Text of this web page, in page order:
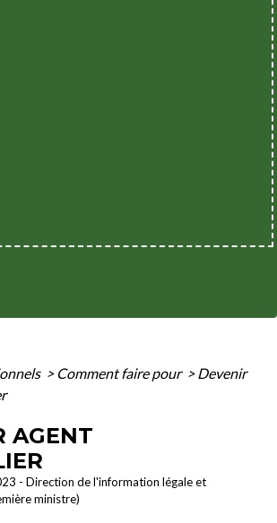
> Comment faire pour > Devenir
AGENT
- Direction de l'information légale et
ministre)